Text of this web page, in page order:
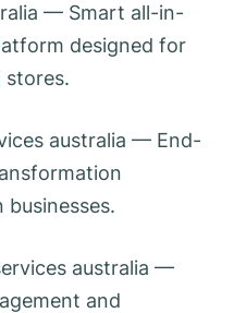
— Smart all-in-
designed for
stores.
australia — End-
australia —
and